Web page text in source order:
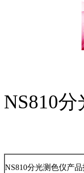
NS810
NS810分光测色仪产